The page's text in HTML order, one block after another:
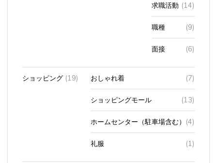
職種 (9)
面接 (6)
ショッピング (19) おしゃれ着 (7)
ショッピングモール (13)
ホームセンター（駐車場含む） (4)
礼服 (1)